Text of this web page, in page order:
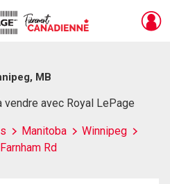
MB
avec Royal LePage
Manitoba
Winnipeg
Rd